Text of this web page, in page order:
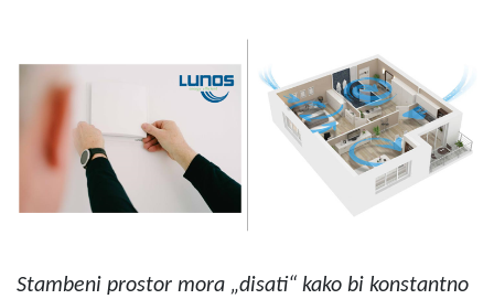
Stambeni prostor mora „disati“ kako bi konstantno